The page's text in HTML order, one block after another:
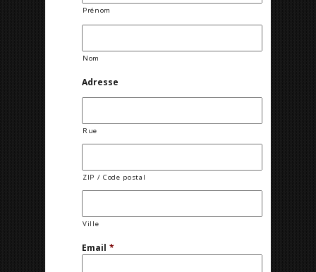
Prénom
Nom
Adresse
Rue
ZIP / Code postal
Ville
Email *